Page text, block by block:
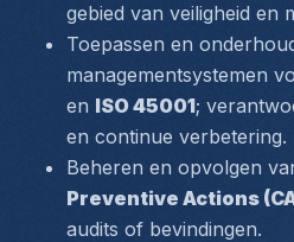
gebied van veiligheid en
Toepassen en
managementsystemen
en ISO 45001;
en continue verbetering.
Beheren en opvolgen
Preventive Actions
audits of bevindingen.